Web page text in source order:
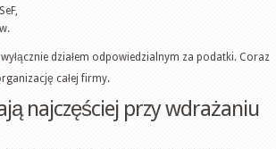
działem odpowiedzialnym za podatki. Coraz
całej firmy.
najczęściej przy wdrażaniu